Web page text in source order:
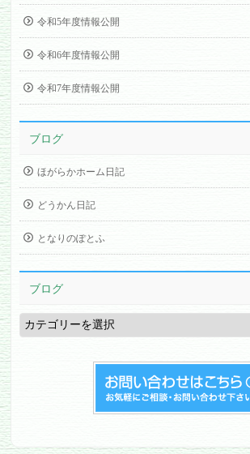
令和5年度情報公開
令和6年度情報公開
令和7年度情報公開
ブログ
ほがらかホーム日記
どうかん日記
となりのぽとふ
ブログ
ブ
ロ
グ